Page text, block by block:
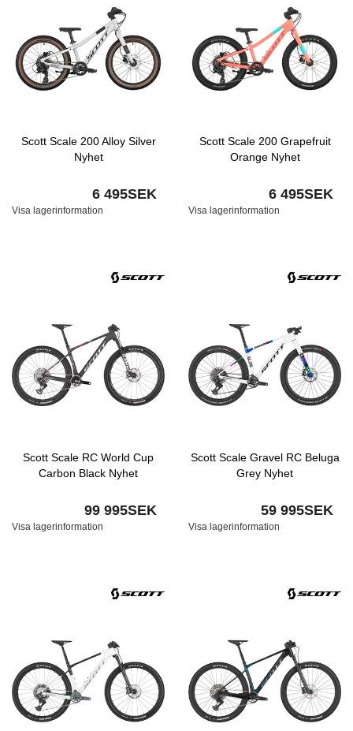
Scott Scale 200 Alloy Silver
Nyhet
6 495SEK
Visa lagerinformation
Scott Scale 200 Grapefruit
Orange Nyhet
6 495SEK
Visa lagerinformation
Scott Scale RC World Cup
Carbon Black Nyhet
99 995SEK
Visa lagerinformation
Scott Scale Gravel RC Beluga
Grey Nyhet
59 995SEK
Visa lagerinformation